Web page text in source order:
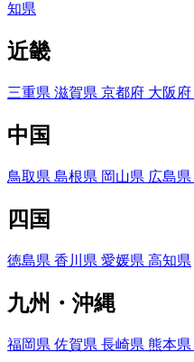
知県
近畿
三重県 滋賀県 京都府 大阪府
中国
鳥取県 島根県 岡山県 広島県
四国
徳島県 香川県 愛媛県 高知県
九州・沖縄
福岡県 佐賀県 長崎県 熊本県